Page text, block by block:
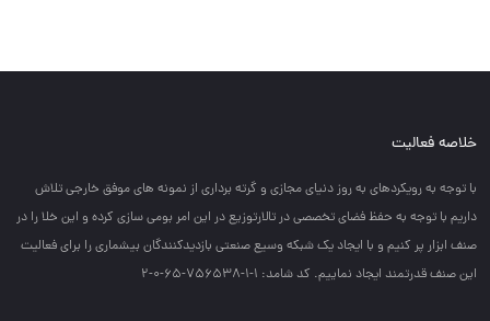
خلاصه فعالیت
با توجه به رويكردهاي به روز دنياي مجازي و گرته برداري از نمونه هاي موفق خارجي تلاش
داريم با توجه به حفظ فضاي تخصصي در تالارتوزيع در اين امر بومي سازي كرده و اين خلا را در
صنف ابزار پر كنيم و با ايجاد يك شبكه وسيع صنعتي بازديدكنندگان بيشماري را براي فعاليت
اين صنف قدرتمند ايجاد نماييم. کد شامد: 1-1-756538-65-0-2